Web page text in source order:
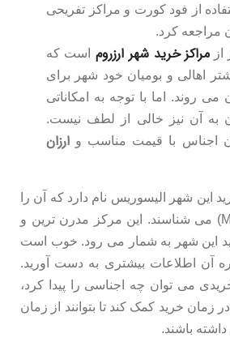
از فود کورت و مراکز تفریحی
مراجعه کرد.
مراکز خرید شهر ارزروم
است که
اهالی و بومیان خود شهر برای
روند. اما با توجه به امکاناتی
به آن نیز خالی از لطف نیست.
اجناس با قیمت مناسب و ارزان
این شهر الیسوریس نام دارد که آن را
با نام ام ان جی (MNG) می شناسند. این مرکز مدرن ترین و
این شهر به شمار می رود. خوب است
آن اطلاعات بیشتری به دست آورید.
می توان چه اجناسی را پیدا کرد،
زمان خرید کمک کند تا بتوانند از زمان
داشته باشند.